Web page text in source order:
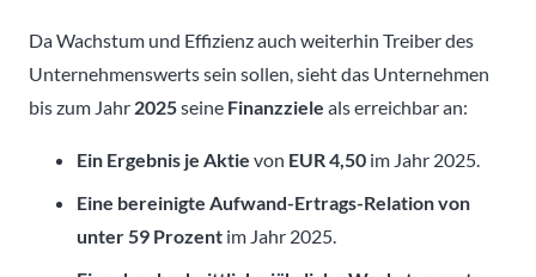
Da Wachstum und Effizienz auch weiterhin Treiber des
Unternehmenswerts sein sollen, sieht das Unternehmen
bis zum Jahr 2025seine Finanzziele als erreichbar an:
Ein Ergebnis je Aktie von EUR 4,50 im Jahr 2025.
Eine bereinigte Aufwand-Ertrags-Relation von
unter 59 Prozent im Jahr 2025.